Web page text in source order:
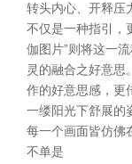
转头内心、开释压
不仅是一种指引，
伽图片”则将这一
灵的融合之好意思
作的好意思感，更
一缕阳光下舒展的
每一个画面皆仿佛
不单是